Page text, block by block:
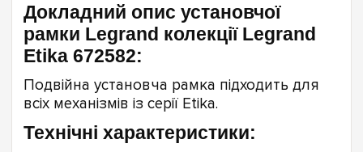
Докладний опис установчої
рамки Legrand колекції Legrand
Etika 672582:
Подвійна установча рамка підходить для
всіх механізмів із серії Etika.
Технічні характеристики: